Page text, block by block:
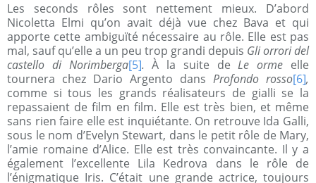
Les seconds rôles sont nettement mieux. D’abord
Nicoletta Elmi qu’on avait déjà vue chez Bava et qui
apporte cette ambiguïté nécessaire au rôle. Elle est pas
mal, sauf qu’elle a un peu trop grandi depuis Gli orrori del
castello di Norimberga[5].À la suite deLe orme elle
tournera chez Dario Argento dans Profondo rosso[6],
comme si tous les grands réalisateurs de gialli se la
repassaient de film en film. Elle est très bien, et même
sans rien faire elle est inquiétante. On retrouve Ida Galli,
sous le nom d’Evelyn Stewart, dans le petit rôle de Mary,
l’amie romaine d’Alice. Elle est très convaincante. Il y a
également l’excellente Lila Kedrova dans le rôle de
l’énigmatique Iris. C’était une grande actrice, toujours